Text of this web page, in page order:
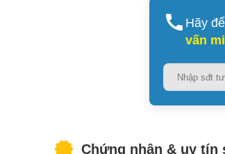
Hãy
vấn
Chứng nhận & uy tín